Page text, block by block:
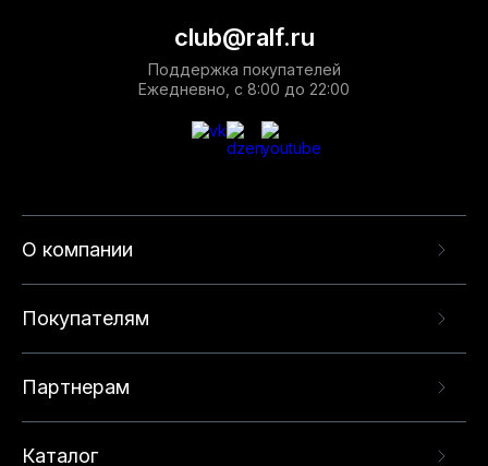
О компании
Покупателям
Партнерам
Каталог
club@ralf.ru
Поддержка покупателей
Ежедневно, с 8:00 до 22:00